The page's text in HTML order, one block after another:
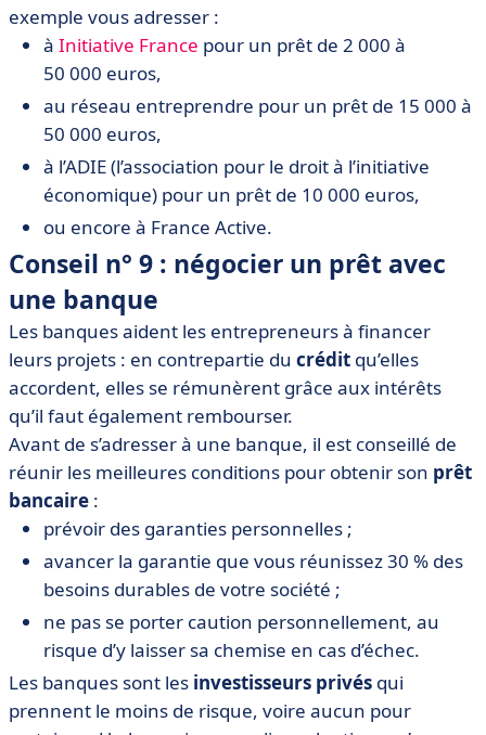
exemple vous adresser :
à Initiative France pour un prêt de 2 000 à
50 000 euros,
au réseau entreprendre pour un prêt de 15 000 à
50 000 euros,
à l’ADIE (l’association pour le droit à l’initiative
économique) pour un prêt de 10 000 euros,
ou encore à France Active.
Conseil n° 9 : négocier un prêt avec
une banque
Les banques aident les entrepreneurs à financer
leurs projets : en contrepartie du crédit qu’elles
accordent, elles se rémunèrent grâce aux intérêts
qu’il faut également rembourser.
Avant de s’adresser à une banque, il est conseillé de
réunir les meilleures conditions pour obtenir son prêt
bancaire :
prévoir des garanties personnelles ;
avancer la garantie que vous réunissez 30 % des
besoins durables de votre société ;
ne pas se porter caution personnellement, au
risque d’y laisser sa chemise en cas d’échec.
Les banques sont les investisseurs privés qui
prennent le moins de risque, voire aucun pour